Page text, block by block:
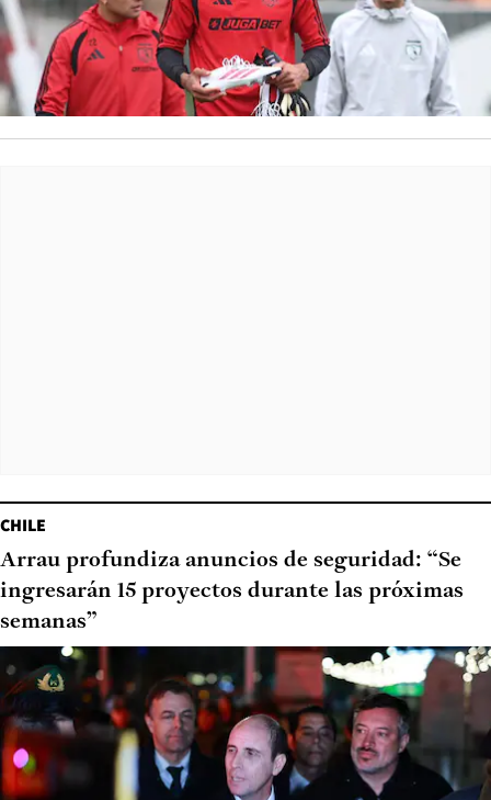
CHILE
Arrau profundiza anuncios de seguridad: “Se
ingresarán 15 proyectos durante las próximas
semanas”